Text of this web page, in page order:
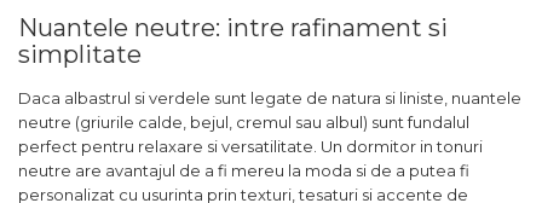
Nuantele neutre: intre rafinament si
simplitate
Daca albastrul si verdele sunt legate de natura si liniste, nuantele
neutre (griurile calde, bejul, cremul sau albul) sunt fundalul
perfect pentru relaxare si versatilitate. Un dormitor in tonuri
neutre are avantajul de a fi mereu la moda si de a putea fi
personalizat cu usurinta prin texturi, tesaturi si accente de